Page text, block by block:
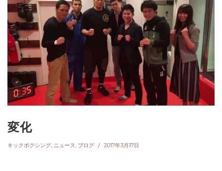
変化
キックボクシング ニュース ブログ 2017年3月17日